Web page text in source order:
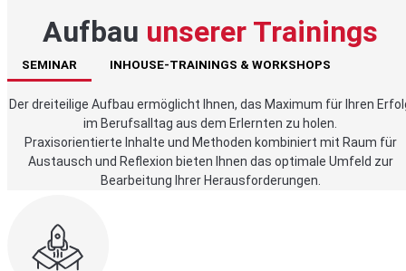
Aufbau unserer Trainings
SEMINAR INHOUSE-TRAININGS & WORKSHOPS
Der dreiteilige Aufbau ermöglicht Ihnen, das Maximum für Ihren
im Berufsalltag aus dem Erlernten zu holen.
Praxisorientierte Inhalte und Methoden kombiniert mit Raum für
Austausch und Reflexion bieten Ihnen das optimale Umfeld zur
Bearbeitung Ihrer Herausforderungen.